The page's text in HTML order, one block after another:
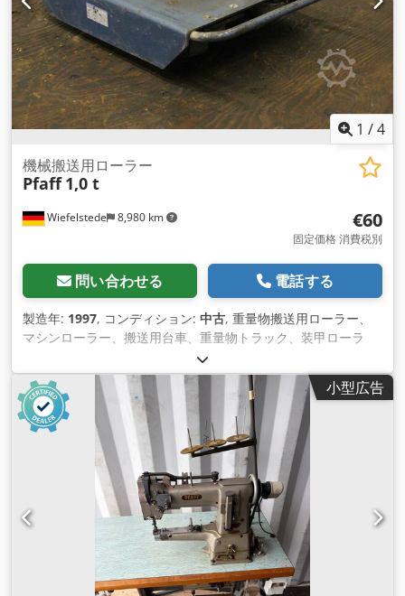
1 /4
Wiefelstede 8,980 km
機械搬送用ローラー
Pfaff 1,0 t
€60
固定価格 消費税別
問い合わせる 電話する
製造年: 1997, コンディション: 中古, 重量物搬送用ローラー、
マシンローラー、搬送用台車、重量物トラック、装甲ローラ
ー、マシン搬送用ローラー -積載量：1000kg -タイプ4567005 -
Dimensions:500/340/H105 mm -重さ：17kg Chedpfsfu I
Rgox Alija - 1個のみ販売
小型広告